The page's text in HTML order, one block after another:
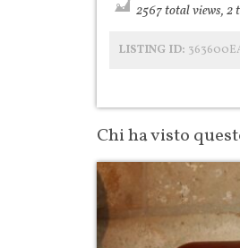
2567 total views, 2
LISTING ID:
Chi ha visto